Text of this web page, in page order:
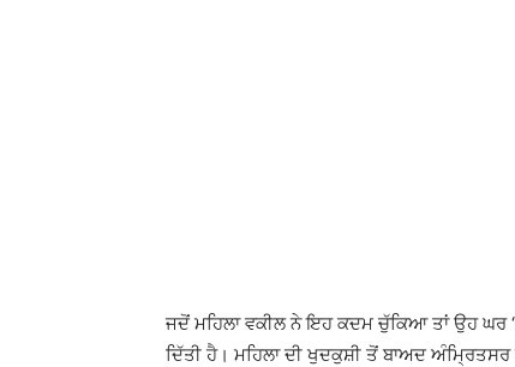
ਜਦੋਂ ਮਹਿਲਾ ਵਕੀਲ ਨੇ ਇਹ ਕਦਮ ਚੁੱਕਿਆ ਤਾਂ ਉਹ ਘਰ
ਦਿੱਤੀ ਹੈ। ਮਹਿਲਾ ਦੀ ਖੁਦਕੁਸ਼ੀ ਤੋਂ ਬਾਅਦ